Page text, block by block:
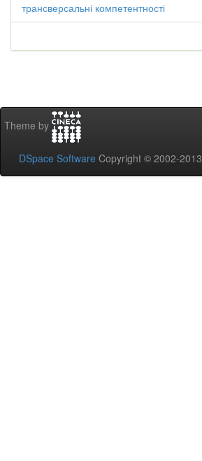
трансверсальні компетентності
Theme by
DSpace Software Copyright © 2002-2013